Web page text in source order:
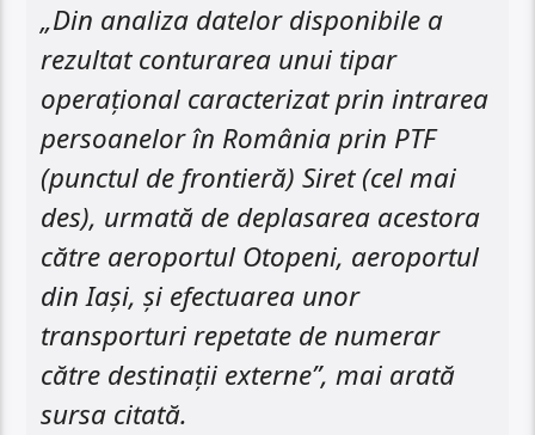
„Din analiza datelor disponibile a
rezultat conturarea unui tipar
operațional caracterizat prin intrarea
persoanelor în România prin PTF
(punctul de frontieră) Siret (cel mai
des), urmată de deplasarea acestora
către aeroportul Otopeni, aeroportul
din Iași, și efectuarea unor
transporturi repetate de numerar
către destinații externe”, mai arată
sursa citată.